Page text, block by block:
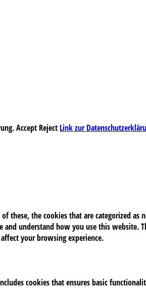
Accept Reject Link zur
the cookies that are categorized as
understand how you use this
your browsing experience.
cookies that ensures basic